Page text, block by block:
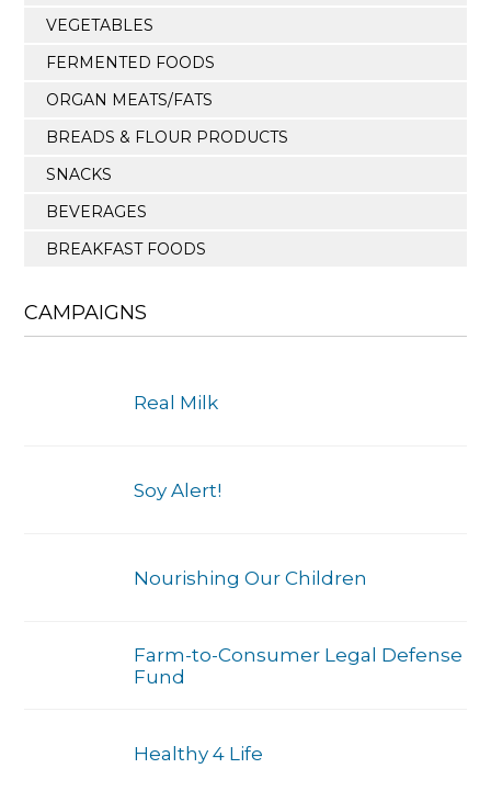
VEGETABLES
FERMENTED FOODS
ORGAN MEATS/FATS
BREADS & FLOUR PRODUCTS
SNACKS
BEVERAGES
BREAKFAST FOODS
CAMPAIGNS
Real Milk
Soy Alert!
Nourishing Our Children
Farm-to-Consumer Legal Defense
Fund
Healthy 4 Life